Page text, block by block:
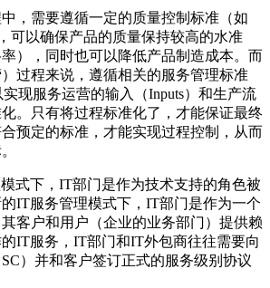
，需要遵循一定的质量控制标准（如
可以确保产品的质量保持较高的水准
率），同时也可以降低产品制造成本。而
过程来说，遵循相关的服务管理标准
实现服务运营的输入（Inputs）和生产流
化。只有将过程标准化了，才能保证最终
预定的标准，才能实现过程控制，从而
式下，IT部门是作为技术支持的角色被
IT服务管理模式下，IT部门是作为一个
客户和用户（企业的业务部门）提供赖
IT服务，IT部门和IT外包商往往需要向
）并和客户签订正式的服务级别协议